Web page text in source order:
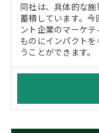
同社は、具体的な
蓄積しています。
ント企業のマーケ
ものにインパクト
うことができます。